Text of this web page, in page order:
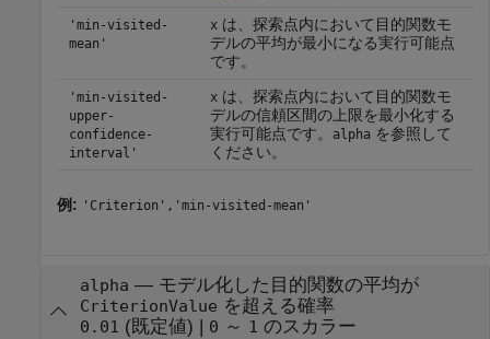
'min-visited-
mean'
xは、探索点内において目的関数モ
デルの平均が最小になる実行可能点
です。
'min-visited-
upper-
confidence-
interval'
xは、探索点内において目的関数モ
デルの信頼区間の上限を最小化する
実行可能点です。
alpha を参照して
ください。
例: 'Criterion','min-visited-mean'
alpha — モデル化した目的関数の平均が
CriterionValue を超える確率
0.01 (既定値) | 0 ～ 1 のスカラー